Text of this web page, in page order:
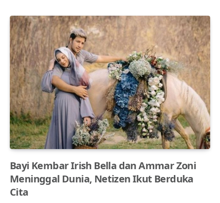
Bayi Kembar Irish Bella dan Ammar Zoni
Meninggal Dunia, Netizen Ikut Berduka
Cita